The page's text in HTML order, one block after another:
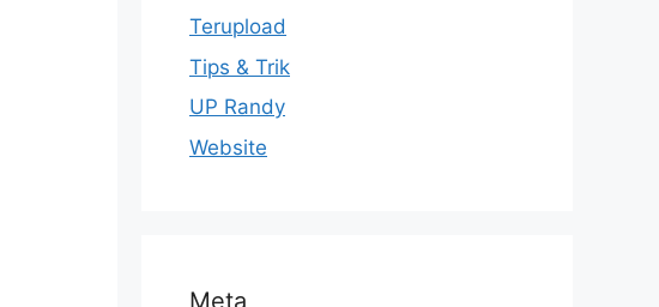
Terupload
Tips & Trik
UP Randy
Website
Meta